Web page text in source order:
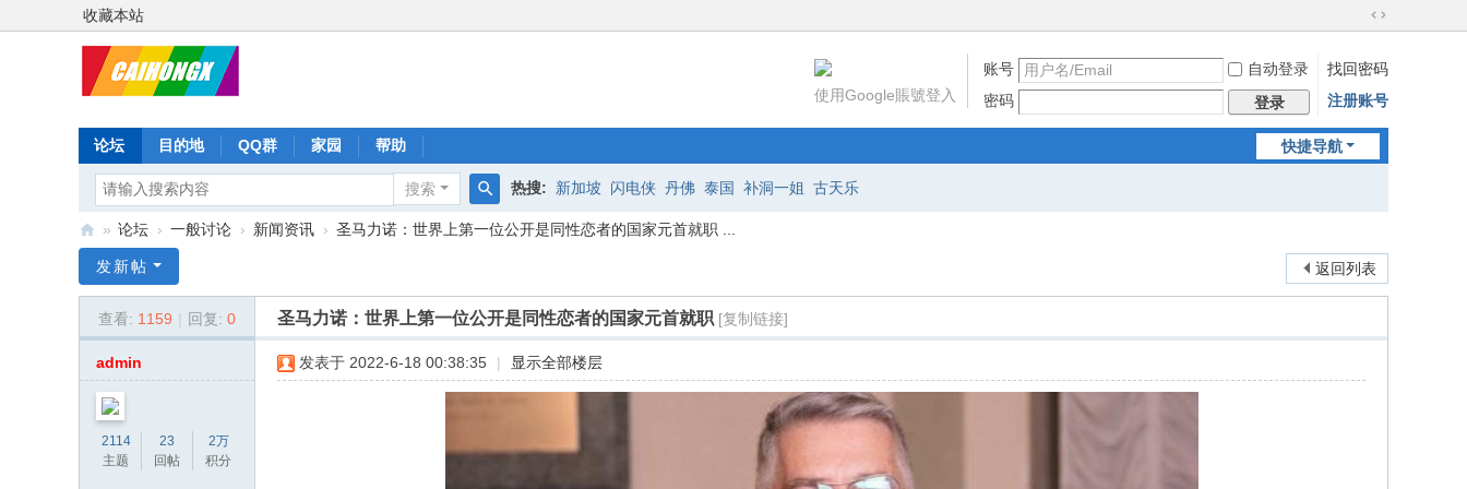
收藏本站
切
到
宽
版
账号 自动登录
找回密码
密码
登录 注册账号
使用Google賬號登入
快捷导航
论坛 目的地 QQ群 家园 帮助
搜索
搜
热搜: 新加坡 闪电侠 丹佛 泰国 补洞一姐 古天乐
虹
» 论坛 › 一般讨论 › 新闻资讯 › 圣马力诺：世界上第一位公开是同性恋者的国家元首就职 ...
返回列表
发新帖
查看: 1159 | 回复: 0 圣马力诺：世界上第一位公开是同性恋者的国家元首就职 [复制链接]
admin
2114
主题
23
回帖
2万
积分
发表于 2022-6-18 00:38:35 | 显示全部楼层